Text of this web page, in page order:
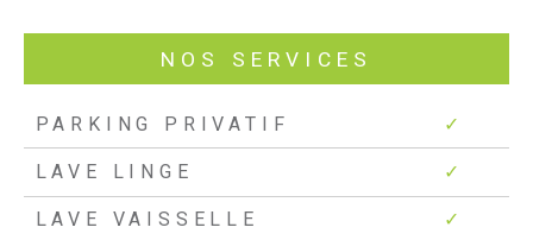
NOS SERVICES
PARKING PRIVATIF ✓
LAVE LINGE ✓
LAVE VAISSELLE ✓